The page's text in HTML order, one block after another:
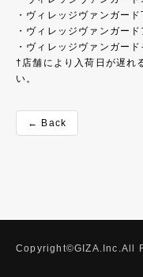
・ヴィレッジヴァンガー
・ヴィレッジヴァンガー
・ヴィレッジヴァンガー
†店舗により入荷日が遅れ
い。
← Back
Copyright©GIZA.Inc.All